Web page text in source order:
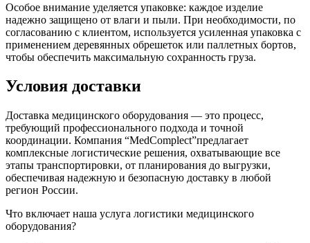
Особое внимание уделяется упаковке: каждое изделие
надежно защищено от влаги и пыли. При необходимости, по
согласованию с клиентом, используется усиленная упаковка с
применением деревянных обрешеток или паллетных бортов,
чтобы обеспечить максимальную сохранность груза.
Условия доставки
Доставка медицинского оборудования — это процесс,
требующий профессионального подхода и точной
координации. Компания “MedComplect”предлагает
комплексные логистические решения, охватывающие все
этапы транспортировки, от планирования до выгрузки,
обеспечивая надежную и безопасную доставку в любой
регион России.
Что включает наша услуга логистики медицинского
оборудования?